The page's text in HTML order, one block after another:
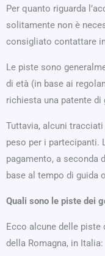
Per quanto riguarda
solitamente non è
consigliato contattare
Le piste sono
di età (in base ai
richiesta una patente di
Tuttavia, alcuni
peso per i partecipanti.
pagamento, a seconda
base al tempo di guida
Quali sono le piste dei
Ecco alcune delle
della Romagna, in Italia: